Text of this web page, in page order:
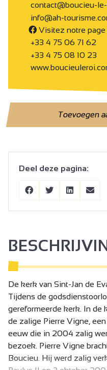
contact@boucieu-
info@ah-
Visitez notre page
+33 4 75 06 71 62
+33 4 75 08 10 23
Toevoegen
Deel deze pagina:
De kerk van Sint-Jan de
Tijdens de
gereformeerde kerk. In de
de zalige Pierre Vigne,
eeuw die in 2004 zalig
bezoek. Pierre Vigne
Boucieu. Hij werd zalig